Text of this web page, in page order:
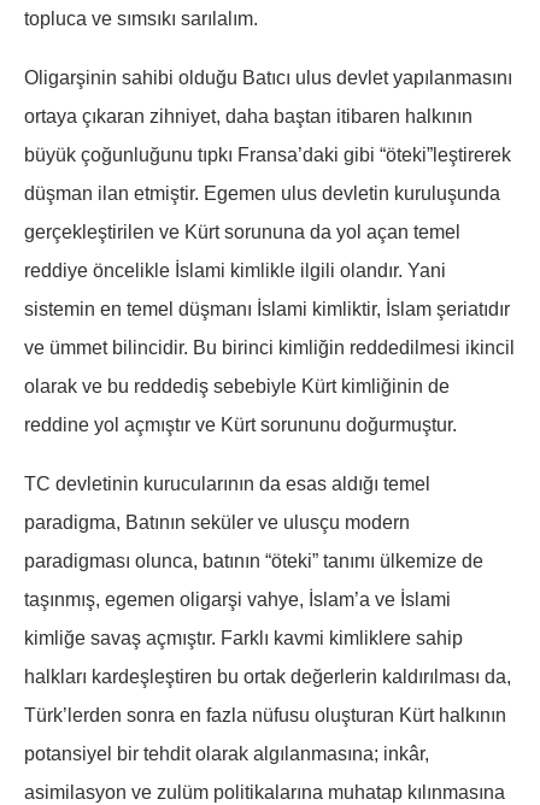
topluca ve sımsıkı sarılalım.
Oligarşinin sahibi olduğu Batıcı ulus devlet yapılanmasını
ortaya çıkaran zihniyet, daha baştan itibaren halkının
büyük çoğunluğunu tıpkı Fransa’daki gibi “öteki”leştirerek
düşman ilan etmiştir. Egemen ulus devletin kuruluşunda
gerçekleştirilen ve Kürt sorununa da yol açan temel
reddiye öncelikle İslami kimlikle ilgili olandır. Yani
sistemin en temel düşmanı İslami kimliktir, İslam şeriatıdır
ve ümmet bilincidir. Bu birinci kimliğin reddedilmesi ikincil
olarak ve bu reddediş sebebiyle Kürt kimliğinin de
reddine yol açmıştır ve Kürt sorununu doğurmuştur.
TC devletinin kurucularının da esas aldığı temel
paradigma, Batının seküler ve ulusçu modern
paradigması olunca, batının “öteki” tanımı ülkemize de
taşınmış, egemen oligarşi vahye, İslam’a ve İslami
kimliğe savaş açmıştır. Farklı kavmi kimliklere sahip
halkları kardeşleştiren bu ortak değerlerin kaldırılması da,
Türk’lerden sonra en fazla nüfusu oluşturan Kürt halkının
potansiyel bir tehdit olarak algılanmasına; inkâr,
asimilasyon ve zulüm politikalarına muhatap kılınmasına